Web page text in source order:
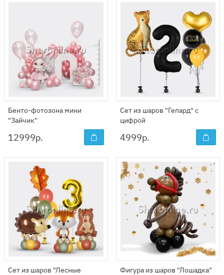
Бенто-фотозона мини
"Зайчик"
12999р.
Сет из шаров "Гепард" с
цифрой
4999р.
Сет из шаров "Лесные
Фигура из шаров "Лошадка"